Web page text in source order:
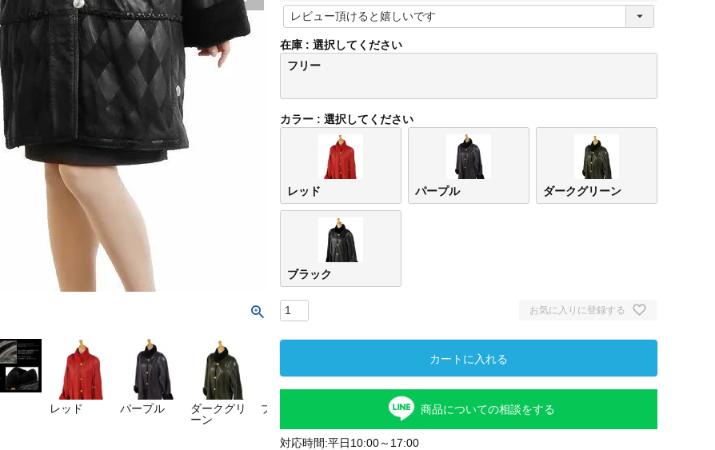
レッド パープル
ダークグリ
ーン
ブラック
(
)
在庫
選択してください
フリー
カラー 選択してください
レッド パープル ダークグリーン
ブラック
お気に入りに登録する
カートに入れる
商品についての相談をする
対応時間:平日10:00～17:00